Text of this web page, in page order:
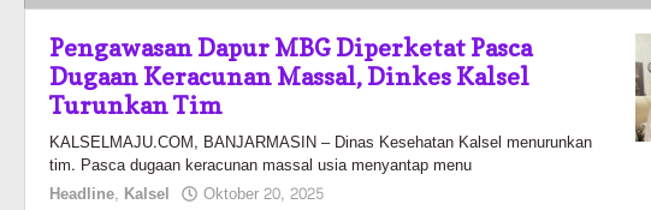
Pengawasan Dapur MBG Diperketat Pasca
Dugaan Keracunan Massal, Dinkes Kalsel
Turunkan Tim
KALSELMAJU.COM, BANJARMASIN – Dinas Kesehatan Kalsel menurunkan
tim. Pasca dugaan keracunan massal usia menyantap menu
Headline, Kalsel Oktober 20, 2025